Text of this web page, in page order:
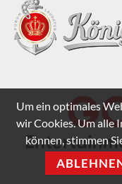
Um ein optimales
wir Cookies. Um alle
können, stimmen